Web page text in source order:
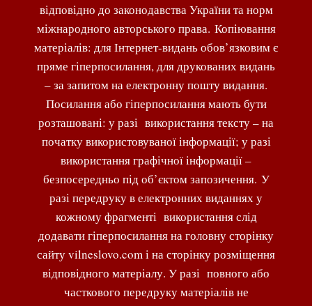
відповідно до законодавства України та норм
міжнародного авторського права. Копіювання
матеріалів: для Інтернет-видань обов’язковим є
пряме гіперпосилання, для друкованих видань
– за запитом на електронну пошту видання.
Посилання або гіперпосилання мають бути
розташовані: у разі використання тексту – на
початку використовуваної інформації; у разі
використання графічної інформації –
безпосередньо під об’єктом запозичення. У
разі передруку в електронних виданнях у
кожному фрагменті використання слід
додавати гіперпосилання на головну сторінку
сайту vilneslovo.com і на сторінку розміщення
відповідного матеріалу. У разі повного або
часткового передруку матеріалів не